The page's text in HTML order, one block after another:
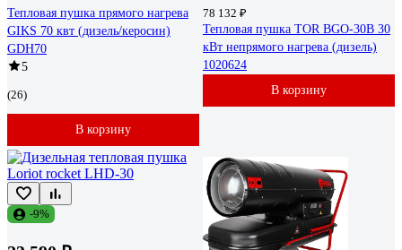
Тепловая пушка прямого нагрева
GIKS 70 квт (дизель/керосин)
GDH70
5
(26)
В корзину
78 132 ₽
Тепловая пушка TOR BGO-30B 30
кВт непрямого нагрева (дизель)
1020624
В корзину
-9%